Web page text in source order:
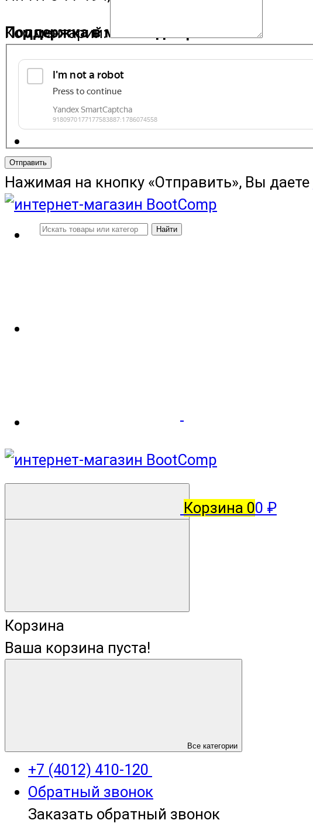
Поддержка в мессенджере
+7 (4012) 410-120
Обратный звонок
Заказать обратный звонок
Комментарий:
Отправить
Нажимая на кнопку «Отправить», Вы даете
Найти
Корзина 00 ₽
Корзина
Ваша корзина пуста!
Все категории